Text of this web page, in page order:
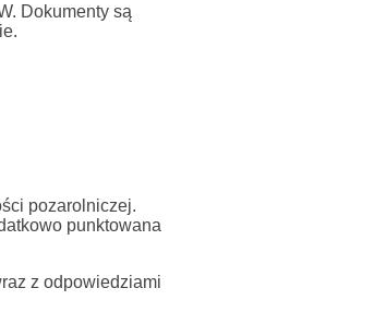
Dokumenty są
pozarolniczej.
punktowana
z odpowiedziami